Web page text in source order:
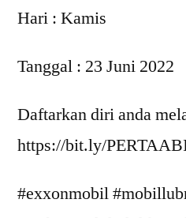
Hari : Kamis
Tanggal : 23 Juni 2022
Daftarkan diri anda
https://bit.ly/
#exxonmobil